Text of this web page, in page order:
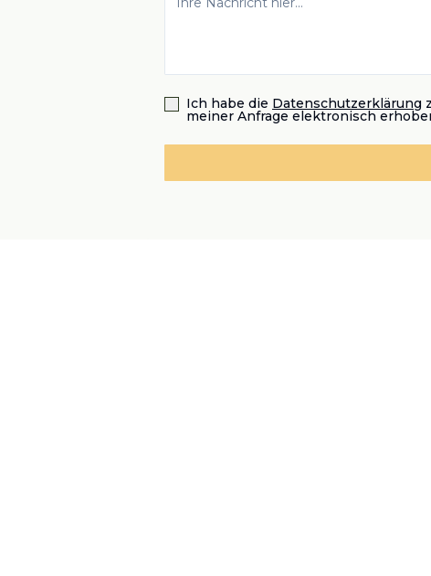
Ich habe die Datenschutzerklärung
meiner Anfrage elektronisch